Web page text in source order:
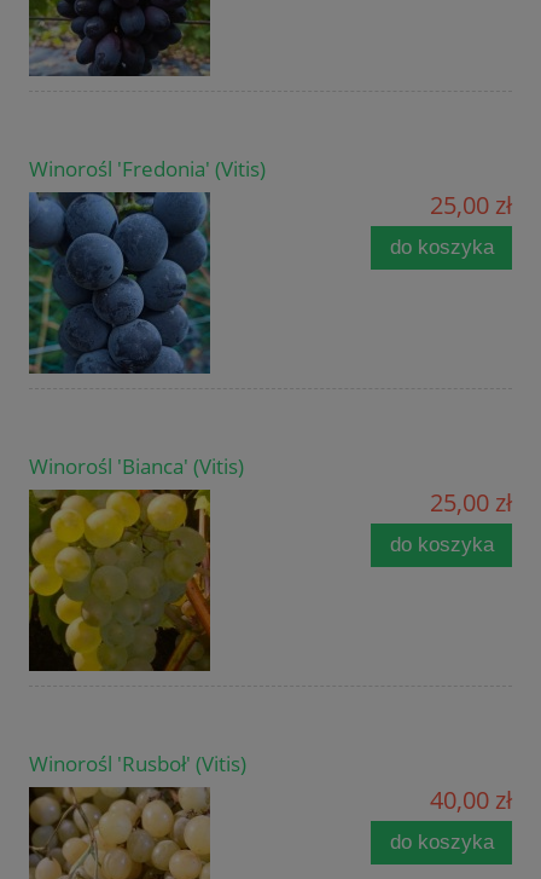
Winorośl 'Fredonia' (Vitis)
25,00 zł
do koszyka
Winorośl 'Bianca' (Vitis)
25,00 zł
do koszyka
Winorośl 'Rusboł' (Vitis)
40,00 zł
do koszyka